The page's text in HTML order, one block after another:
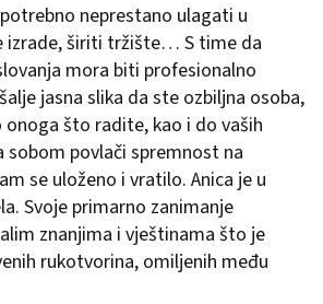
neprestano ulagati u
izrade, širiti tržište… S time da
mora biti profesionalno
jasna slika da ste ozbiljna osoba,
što radite, kao i do vaših
sobom povlači spremnost na
se uloženo i vratilo. Anica je u
Svoje primarno zanimanje
znanjima i vještinama što je
rukotvorina, omiljenih među